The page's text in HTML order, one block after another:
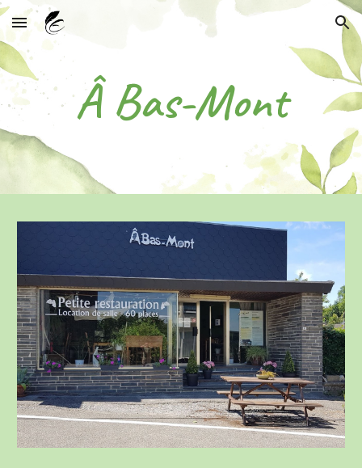
Skip to main content Skip to navigation
Â Bas-Mont